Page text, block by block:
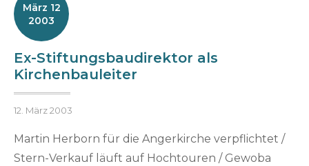
März 12
2003
Ex-Stiftungsbaudirektor als
Kirchenbauleiter
B
h
e
Posted
12. März 2003
Martin Herborn für die Angerkirche verpflichtet /
Stern-Verkauf läuft auf Hochtouren / Gewoba